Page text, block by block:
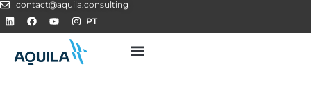
contact@aquila.consulting
PT